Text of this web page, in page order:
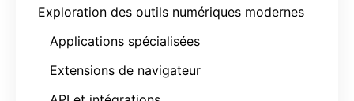
Exploration des outils numériques modernes
Applications spécialisées
Extensions de navigateur